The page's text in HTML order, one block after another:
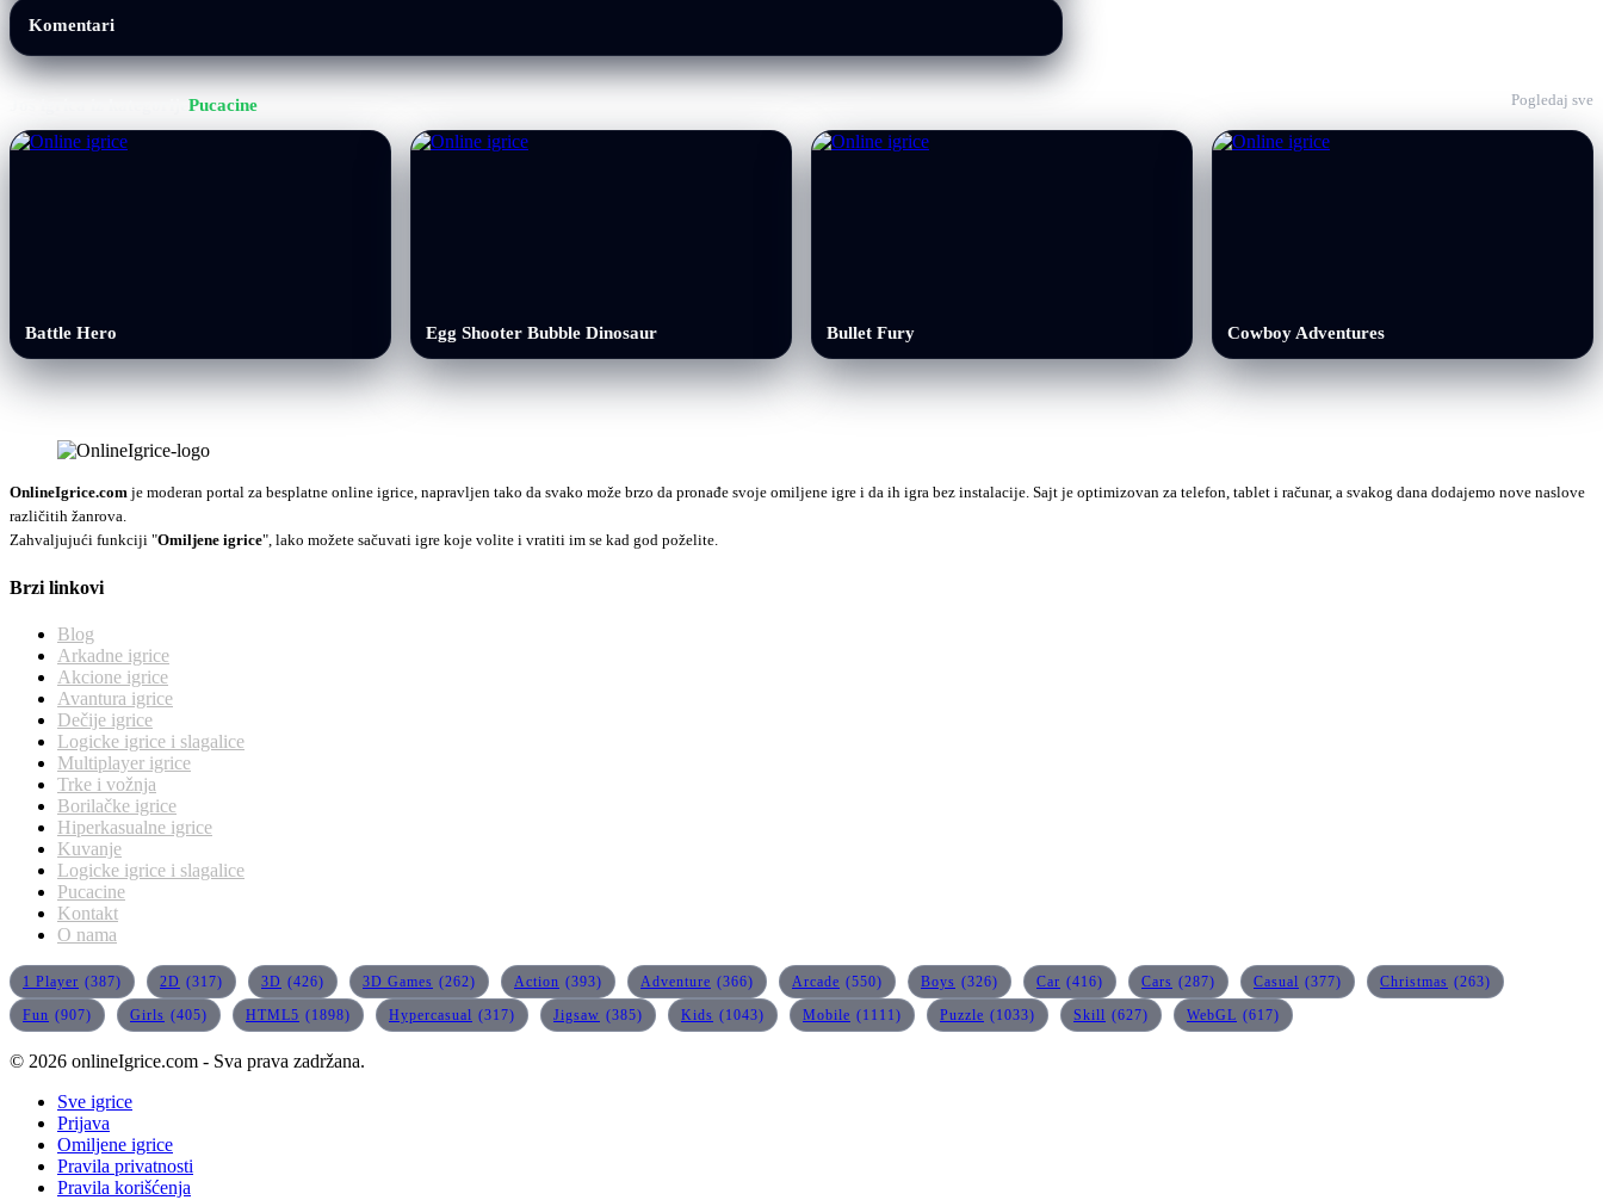
Komentari
Pucacine Pogledaj sve
Battle Hero Egg Shooter Bubble Dinosaur Bullet Fury Cowboy Adventures
OnlineIgrice.com je moderan portal za besplatne online igrice, napravljen tako da svako može brzo da pronađe svoje omiljene igre i da ih igra bez instalacije. Sajt je optimizovan za telefon, tablet i računar, a svakog dana dodajemo nove naslove
različitih žanrova.
Zahvaljujući funkciji "Omiljene igrice", lako možete sačuvati igre koje volite i vratiti im se kad god poželite.
Brzi linkovi
Blog
Arkadne igrice
Akcione igrice
Avantura igrice
Dečije igrice
Logicke igrice i slagalice
Multiplayer igrice
Trke i vožnja
Borilačke igrice
Hiperkasualne igrice
Kuvanje
Logicke igrice i slagalice
Pucacine
Kontakt
O nama
1 Player (387) 2D (317) 3D (426) 3D Games (262) Action (393) Adventure (366) Arcade (550) Boys (326) Car (416) Cars (287) Casual (377) Christmas (263)
Fun (907) Girls (405) HTML5 (1898) Hypercasual (317) Jigsaw (385) Kids (1043) Mobile (1111) Puzzle (1033) Skill (627) WebGL (617)
© 2026 onlineIgrice.com - Sva prava zadržana.
Sve igrice
Prijava
Omiljene igrice
Pravila privatnosti
Pravila korišćenja